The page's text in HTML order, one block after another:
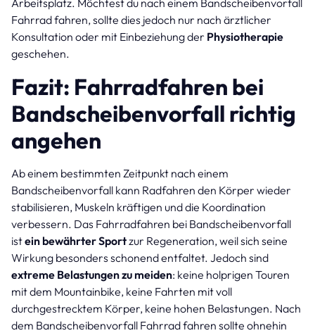
Fahrrad fahren, sollte dies jedoch nur nach ärztlicher
Konsultation oder mit Einbeziehung der Physiotherapie
geschehen.
Fazit: Fahrradfahren bei
Bandscheibenvorfall richtig
angehen
Ab einem bestimmten Zeitpunkt nach einem
Bandscheibenvorfall kann Radfahren den Körper wieder
stabilisieren, Muskeln kräftigen und die Koordination
verbessern. Das Fahrradfahren bei Bandscheibenvorfall
istein bewährter Sportzur Regeneration, weil sich seine
Wirkung besonders schonend entfaltet. Jedoch sind
extreme Belastungen zu meiden: keine holprigen Touren
mit dem Mountainbike, keine Fahrten mit voll
durchgestrecktem Körper, keine hohen Belastungen. Nach
dem Bandscheibenvorfall Fahrrad fahren sollte ohnehin